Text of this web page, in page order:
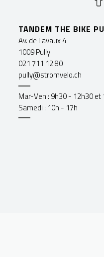
TANDEM THE BIKE
Av. de Lavaux 4
1009 Pully
021 711 12 80
pully@stromvelo.ch
Mar-Ven : 9h30 - 12h30
Samedi : 10h - 17h